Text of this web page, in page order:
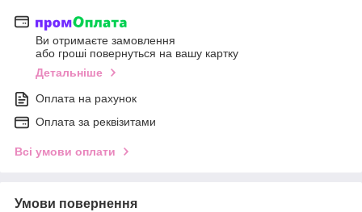
Ви отримаєте замовлення
або гроші повернуться на вашу картку
Детальніше
Оплата на рахунок
Оплата за реквізитами
Всі умови оплати
Умови повернення